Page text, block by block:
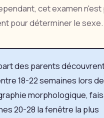
cet examen n'est
pour déterminer le sexe.
des parents
18-22 semaines lors de
morphologique,
20-28 la fenêtre la plus